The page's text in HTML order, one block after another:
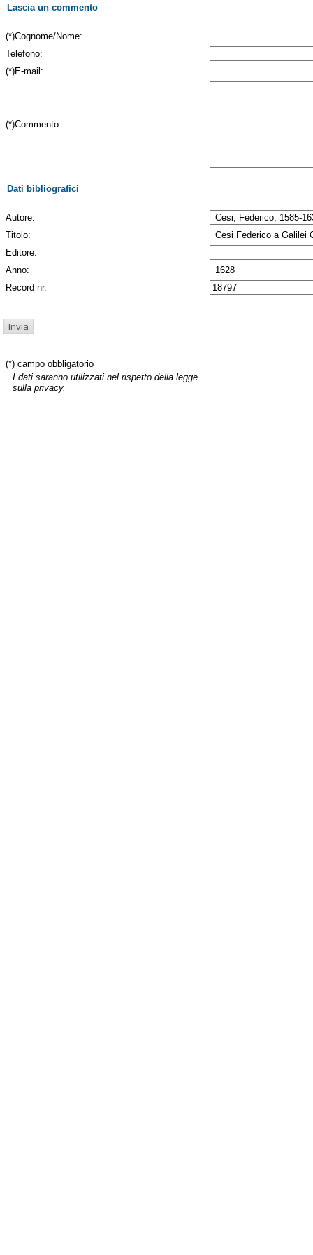
Lascia un commento
(*)Cognome/Nome:
Telefono:
(*)E-mail:
(*)Commento:
Dati bibliografici
Autore:
Titolo:
Editore:
Anno:
Record nr.
(*) campo obbligatorio
I dati saranno utilizzati nel rispetto della legge
sulla privacy.